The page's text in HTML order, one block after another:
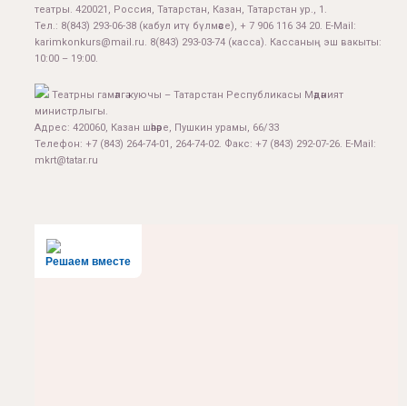
театры. 420021, Россия, Татарстан, Казан, Татарстан ур., 1.
Тел.: 8(843) 293-06-38 (кабул итү бүлмәсе), + 7 906 116 34 20. E-Mail:
karimkonkurs@mail.ru. 8(843) 293-03-74 (касса). Кассаның эш вакыты:
10:00 – 19:00.
Театрны гамәлгә куючы – Татарстан Республикасы Мәдәният
министрлыгы.
Адрес: 420060, Казан шәһәре, Пушкин урамы, 66/33
Телефон: +7 (843) 264-74-01, 264-74-02. Факс: +7 (843) 292-07-26. E-Mail:
mkrt@tatar.ru
Решаем вместе